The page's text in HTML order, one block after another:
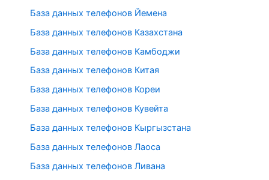
База данных телефонов Йемена
База данных телефонов Казахстана
База данных телефонов Камбоджи
База данных телефонов Китая
База данных телефонов Кореи
База данных телефонов Кувейта
База данных телефонов Кыргызстана
База данных телефонов Лаоса
База данных телефонов Ливана